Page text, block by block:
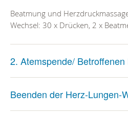
Beatmung und
Wechsel: 30 x Drücken, 2 x
2. Atemspende/ Betroffenen
Beenden der Herz-Lungen-